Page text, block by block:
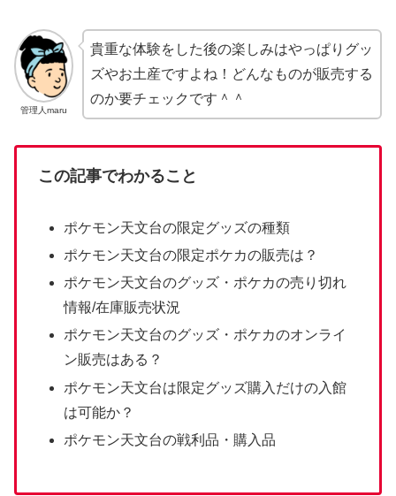
管理人maru
貴重な体験をした後の楽しみはやっぱりグッ
ズやお土産ですよね！どんなものが販売する
のか要チェックです＾＾
この記事でわかること
ポケモン天文台の限定グッズの種類
ポケモン天文台の限定ポケカの販売は？
ポケモン天文台のグッズ・ポケカの売り切れ
情報/在庫販売状況
ポケモン天文台のグッズ・ポケカのオンライ
ン販売はある？
ポケモン天文台は限定グッズ購入だけの入館
は可能か？
ポケモン天文台の戦利品・購入品